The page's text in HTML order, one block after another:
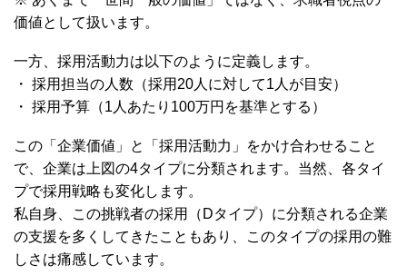
価値として扱います。
一方、採用活動力は以下のように定義します。
・ 採用担当の人数（採用20人に対して1人が目安）
・ 採用予算（1人あたり100万円を基準とする）
この「企業価値」と「採用活動力」をかけ合わせること
で、企業は上図の4タイプに分類されます。当然、各タイ
プで採用戦略も変化します。
私自身、この挑戦者の採用（Dタイプ）に分類される企業
の支援を多くしてきたこともあり、このタイプの採用の難
しさは痛感しています。